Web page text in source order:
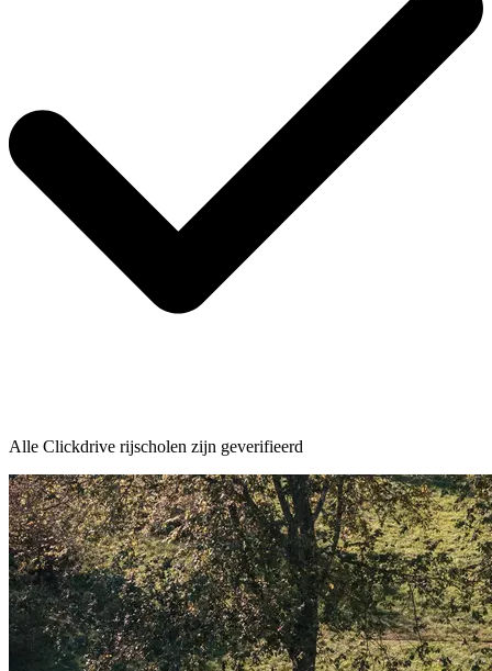
Alle Clickdrive rijscholen zijn geverifieerd